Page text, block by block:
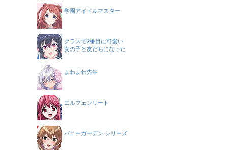
学園アイドルマスター
クラスで2番目に可愛い
女の子と友だちになった
よわよわ先生
エルフェンリート
バニーガーデン シリーズ